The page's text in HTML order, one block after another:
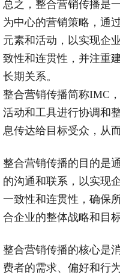
总之，整合营销传播是
为中心的营销策略，通
元素和活动，以实现企
致性和连贯性，并注重
长期关系。
整合营销传播简称IMC
活动和工具进行协调和
息传达给目标受众，从
整合营销传播的目的是
的沟通和联系，以实现
一致性和连贯性，确保
合企业的整体战略和目标
整合营销传播的核心是
费者的需求、偏好和行